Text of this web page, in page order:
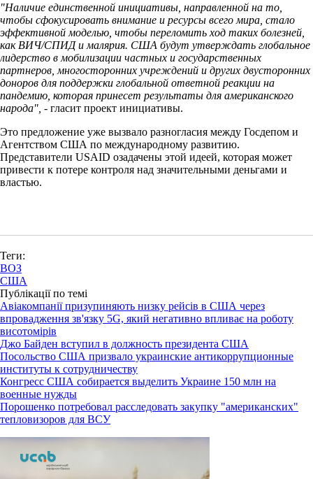
"Наличие единственной инициативы, направленной на то,
чтобы сфокусировать внимание и ресурсы всего мира, стало
эффективной моделью, чтобы переломить ход таких болезней,
как ВИЧ/СПИД и малярия. США будут утверждать глобальное
лидерство в мобилизации частных и государственных
партнеров, многосторонних учреждений и других двусторонних
доноров для поддержки глобальной ответной реакции на
пандемию, которая принесет результаты для американского
народа", - гласит проект инициативы.
Это предложение уже вызвало разногласия между Госдепом и
Агентством США по международному развитию.
Представители USAID озадачены этой идеей, которая может
привести к потере контроля над значительными деньгами и
властью.
Теги:
ВОЗ
США
Публікації по темі
Авіакомпанії призупиняють низку рейсів в США через
впровадження зв'язку 5G, який негативно впливає на роботу
висотомірів
Джо Байден вступил в должность президента США
Посольство США призвало украинские антикоррупционные
институты к сотрудничеству
Конгресс США собирается выделить Украине 150 млн на
военные нужды
Порошенко потребовал расследовать закупку "американских"
тепловизоров для ВСУ